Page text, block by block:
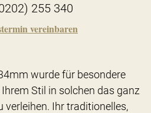
255 340
vereinbaren
wurde für besondere
Stil in solchen das ganz
verleihen. Ihr traditionelles,